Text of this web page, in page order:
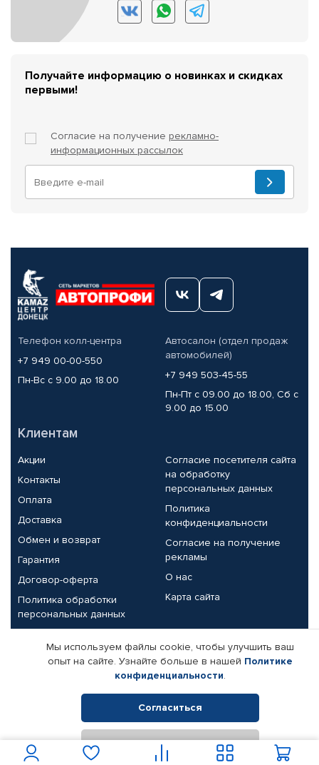
Получайте информацию о новинках и скидках
первыми!
Согласие на получение рекламно-
информационных рассылок
Телефон колл-центра
+7 949 00-00-550
Пн-Вс с 9.00 до 18.00
Автосалон (отдел продаж
автомобилей)
+7 949 503-45-55
Пн-Пт с 09.00 до 18.00, Сб с
9.00 до 15.00
Клиентам
Акции
Контакты
Оплата
Доставка
Обмен и возврат
Гарантия
Договор-оферта
Политика обработки
персональных данных
Согласие посетителя сайта
на обработку
персональных данных
Политика
конфиденциальности
Согласие на получение
рекламы
О нас
Карта сайта
Партнерам
Корпоративным клиентам
Поставщикам
Реквизиты компании
© КАМАЗ ЦЕНТР ДОНЕЦК, 2015-2026. Все права защищены.
Интернет-магазин автомобильных товаров Автопрофи.
Мы используем файлы cookie, чтобы улучшить ваш
опыт на сайте. Узнайте больше в нашей Политике
конфиденциальности.
Согласиться
Отклонить